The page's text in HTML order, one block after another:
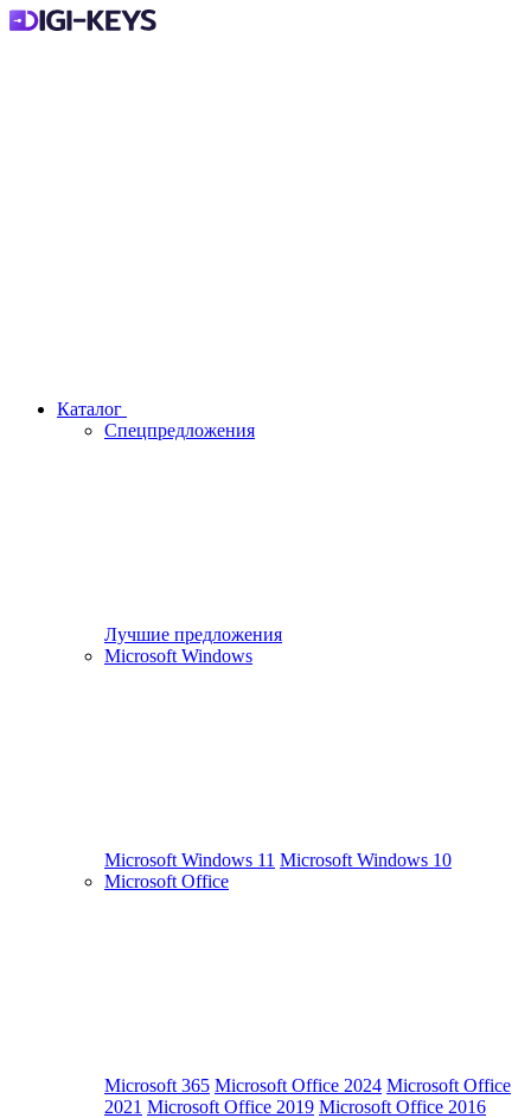
Каталог
Спецпредложения
Лучшие предложения
Microsoft Windows
Microsoft Windows 11 Microsoft Windows 10
Microsoft Office
Microsoft 365 Microsoft Office 2024 Microsoft Office
2021 Microsoft Office 2019 Microsoft Office 2016